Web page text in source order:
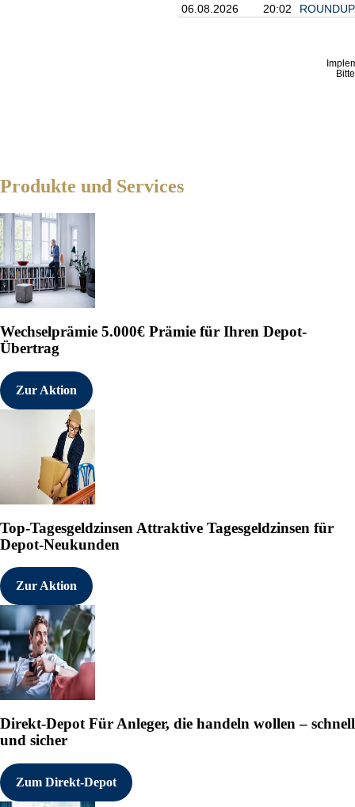
06.08.2026
20:02
Produkte und Services
Wechselprämie 5.000€ Prämie für Ihren Depot-
Übertrag
Zur Aktion
Top-Tagesgeldzinsen Attraktive Tagesgeldzinsen für
Depot-Neukunden
Zur Aktion
Direkt-Depot Für Anleger, die handeln wollen – schnell
und sicher
Zum Direkt-Depot